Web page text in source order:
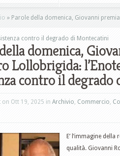
» Parole della domenica, Giovanni
contro il degrado di Montecatini
domenica,
Lollobrigida:
contro il
on Ott 19, 2025 in Archivio, Commercio,
E’ l’immagine
qualità. Giovanni